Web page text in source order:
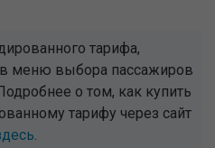
тарифа,
в меню выбора пассажиров
о том, как купить
тарифу через сайт
.